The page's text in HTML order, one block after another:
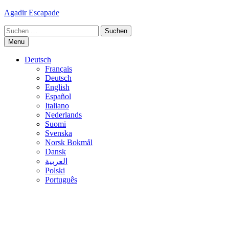
Skip
content
Agadir Escapade
Suche
nach:
Menu
Deutsch
Français
Deutsch
English
Español
Italiano
Nederlands
Suomi
Svenska
Norsk Bokmål
Dansk
العربية
Polski
Português